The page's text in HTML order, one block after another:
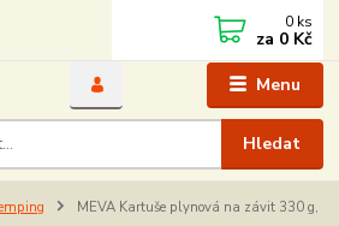
Menu
Hledat
0 ks
za 0 Kč
MEVA Kartuše plynová na závit 330 g,